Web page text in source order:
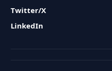
Twitter/X
LinkedIn